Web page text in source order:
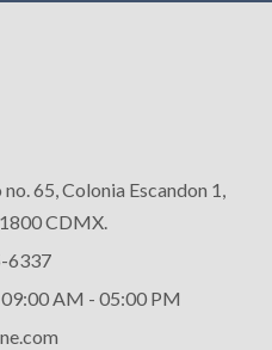
65, Colonia Escandon 1,
CDMX.
6337
09:00 AM - 05:00 PM